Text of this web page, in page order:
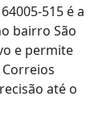
515 é a
bairro São
e permite
até o